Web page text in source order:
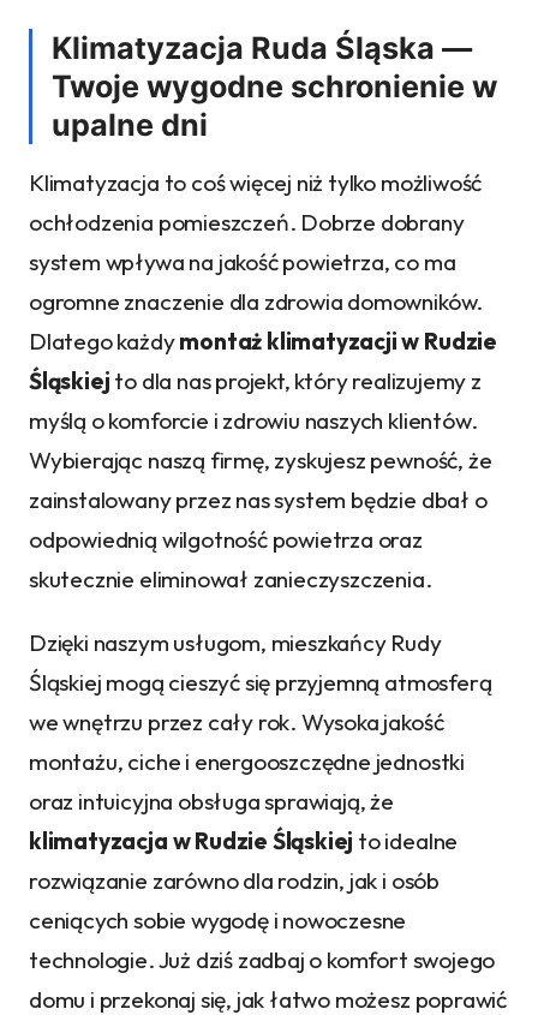
Klimatyzacja Ruda Śląska —
Twoje wygodne schronienie w
upalne dni
Klimatyzacja to coś więcej niż tylko możliwość
ochłodzenia pomieszczeń. Dobrze dobrany
system wpływa na jakość powietrza, co ma
ogromne znaczenie dla zdrowia domowników.
Dlatego każdymontaż klimatyzacji w Rudzie
Śląskiej to dla nas projekt, który realizujemy z
myślą o komforcie i zdrowiu naszych klientów.
Wybierając naszą firmę, zyskujesz pewność, że
zainstalowany przez nas system będzie dbał o
odpowiednią wilgotność powietrza oraz
skutecznie eliminował zanieczyszczenia.
Dzięki naszym usługom, mieszkańcy Rudy
Śląskiej mogą cieszyć się przyjemną atmosferą
we wnętrzu przez cały rok. Wysoka jakość
montażu, ciche i energooszczędne jednostki
oraz intuicyjna obsługa sprawiają, że
klimatyzacja w Rudzie Śląskiej to idealne
rozwiązanie zarówno dla rodzin, jak i osób
ceniących sobie wygodę i nowoczesne
technologie. Już dziś zadbaj o komfort swojego
domu i przekonaj się, jak łatwo możesz poprawić